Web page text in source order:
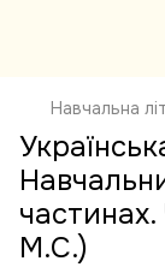
Навчальна
М.С.)